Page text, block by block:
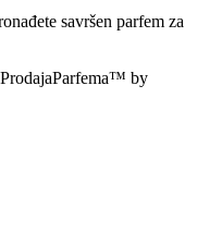
savršen parfem za
by